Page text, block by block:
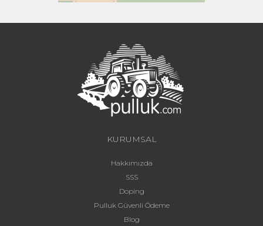
KURUMSAL
Hakkımızda
SSS
Doping
Pulluk Güvenli Ödeme
Blog